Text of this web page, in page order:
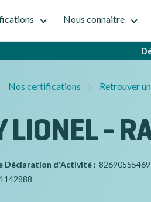
Nous connaitre
Nos certifications Retrouver
LIONEL -
Déclaration d'Activité : 82690555469